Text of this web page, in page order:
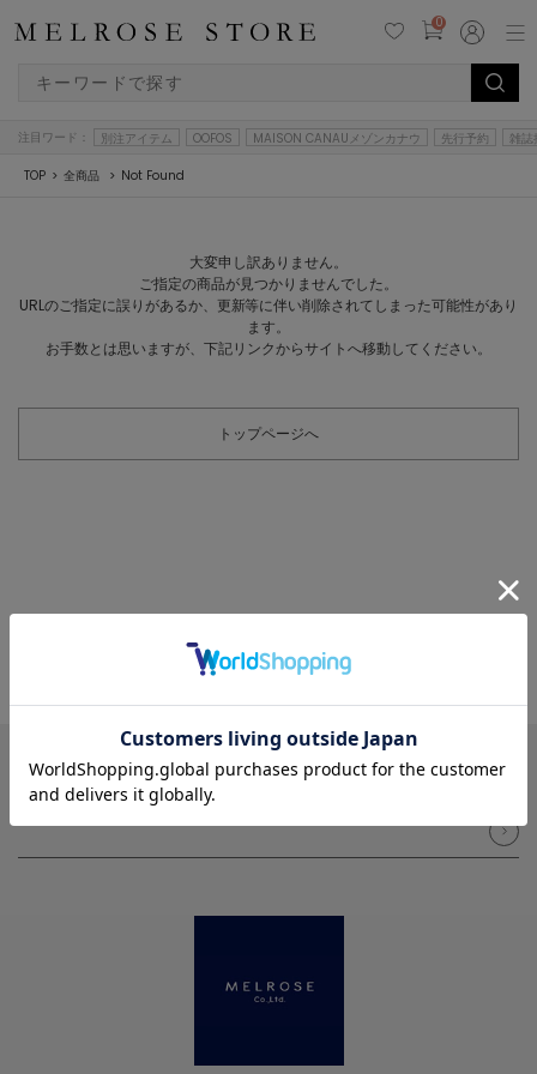
0
注目ワード： 別注アイテム OOFOS MAISON CANAUメゾンカナウ 先行予約 雑誌
TOP 全商品 Not Found
大変申し訳ありません。
ご指定の商品が見つかりませんでした。
URLのご指定に誤りがあるか、更新等に伴い削除されてしまった可能性があり
ます。
お手数とは思いますが、下記リンクからサイトへ移動してください。
トップページへ
NEWSLETTER メルマガ登録